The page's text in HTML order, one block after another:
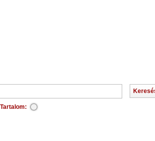
Tartalom: